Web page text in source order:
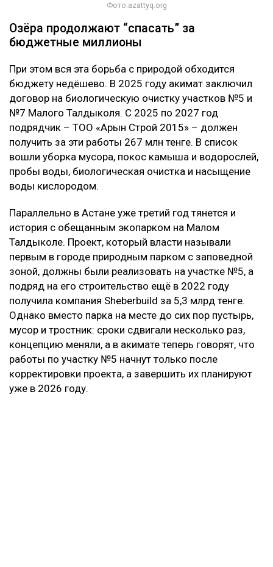
Фото:azattyq.org
Озёра продолжают “спасать” за
бюджетные миллионы
При этом вся эта борьба с природой обходится
бюджету недёшево. В 2025 году акимат заключил
договор на биологическую очистку участков №5 и
№7 Малого Талдыколя. С 2025 по 2027 год
подрядчик – ТОО «Арғын Строй 2015» – должен
получить за эти работы 267 млн тенге. В список
вошли уборка мусора, покос камыша и водорослей,
пробы воды, биологическая очистка и насыщение
воды кислородом.
Параллельно в Астане уже третий год тянется и
история с обещанным экопарком на Малом
Талдыколе. Проект, который власти называли
первым в городе природным парком с заповедной
зоной, должны были реализовать на участке №5, а
подряд на его строительство ещё в 2022 году
получила компания Sheberbuild за 5,3 млрд тенге.
Однако вместо парка на месте до сих пор пустырь,
мусор и тростник: сроки сдвигали несколько раз,
концепцию меняли, а в акимате теперь говорят, что
работы по участку №5 начнут только после
корректировки проекта, а завершить их планируют
уже в 2026 году.